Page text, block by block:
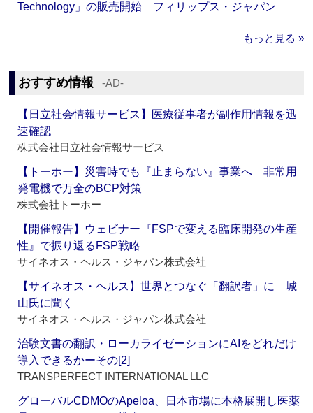
Technology」の販売開始 フィリップス・ジャパン
もっと見る »
おすすめ情報 ‐AD‐
【日立社会情報サービス】医療従事者が副作用情報を迅
速確認
株式会社日立社会情報サービス
【トーホー】災害時でも『止まらない』事業へ 非常用
発電機で万全のBCP対策
株式会社トーホー
【開催報告】ウェビナー『FSPで変える臨床開発の生産
性』で振り返るFSP戦略
サイネオス・ヘルス・ジャパン株式会社
【サイネオス・ヘルス】世界とつなぐ「翻訳者」に 城
山氏に聞く
サイネオス・ヘルス・ジャパン株式会社
治験文書の翻訳・ローカライゼーションにAIをどれだけ
導入できるかーその[2]
TRANSPERFECT INTERNATIONAL LLC
グローバルCDMOのApeloa、日本市場に本格展開し医薬